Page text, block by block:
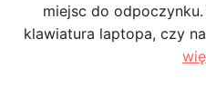
miejsc do
klawiatura laptopa, czy